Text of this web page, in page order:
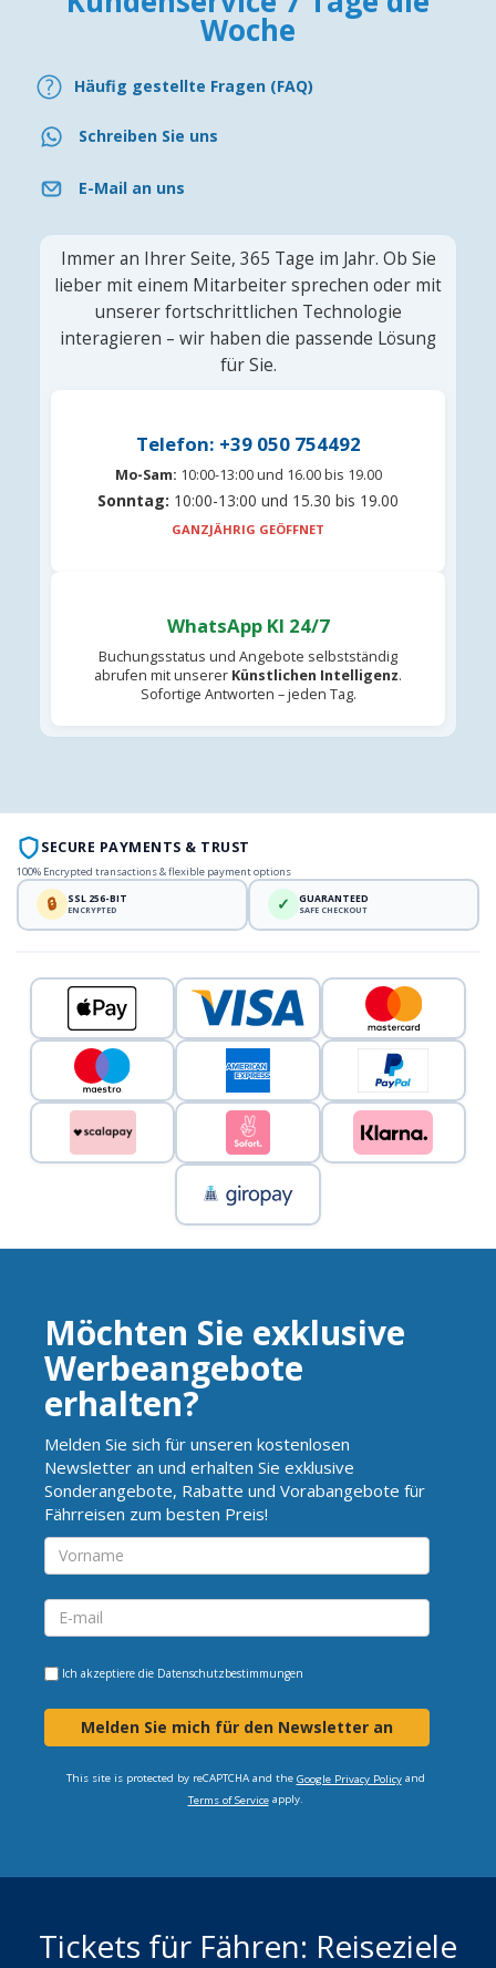
Woche
Häufig gestellte Fragen (FAQ)
Schreiben Sie uns
E-Mail an uns
Immer an Ihrer Seite, 365 Tage im Jahr. Ob Sie
lieber mit einem Mitarbeiter sprechen oder mit
unserer fortschrittlichen Technologie
interagieren – wir haben die passende Lösung
für Sie.
Telefon: +39 050 754492
Mo-Sam: 10:00-13:00 und 16.00 bis 19.00
Sonntag: 10:00-13:00 und 15.30 bis 19.00
GANZJÄHRIG GEÖFFNET
WhatsApp KI 24/7
Buchungsstatus und Angebote selbstständig
abrufen mit unserer Künstlichen Intelligenz.
Sofortige Antworten – jeden Tag.
SECURE PAYMENTS & TRUST
100% Encrypted transactions & flexible payment options
🔒 SSL 256-BIT
ENCRYPTED ✓ GUARANTEED
SAFE CHECKOUT
Möchten Sie exklusive
Werbeangebote
erhalten?
Melden Sie sich für unseren kostenlosen
Newsletter an und erhalten Sie exklusive
Sonderangebote, Rabatte und Vorabangebote für
Fährreisen zum besten Preis!
Ich akzeptiere die Datenschutzbestimmungen
Melden Sie mich für den Newsletter an
This site is protected by reCAPTCHA and the Google Privacy Policyand
Terms of Serviceapply.
Tickets für Fähren: Reiseziele